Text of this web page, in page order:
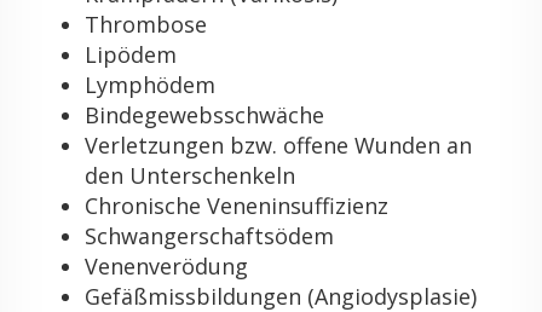
Throm­bo­se
Lipö­dem
Lymp­hö­dem
Bin­de­ge­webs­schwä­che
Ver­let­zun­gen bzw. of­fe­ne Wun­den an
den Un­ter­schen­keln
Chro­ni­sche Ve­nen­in­suf­fi­zi­enz
Schwan­ger­schafts­ödem
Ve­nen­ver­ödung
Ge­fä­ß­miss­bil­dun­gen (An­gi­odys­pla­sie)